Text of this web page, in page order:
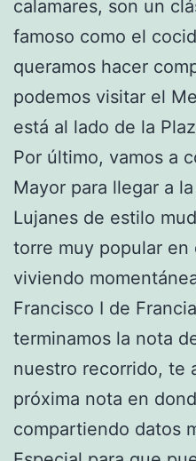
calamares, son un
famoso como el
queramos hacer
podemos visitar el
está al lado de la
Por último, vamos a
Mayor para llegar a
Lujanes de estilo
torre muy popular en
viviendo
Francisco I de
terminamos la nota
nuestro recorrido, te
próxima nota en
compartiendo datos